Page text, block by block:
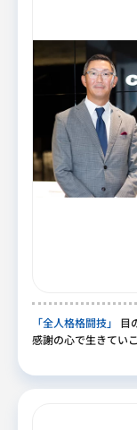
「全人格格闘技」 目
感謝の心で生きてい